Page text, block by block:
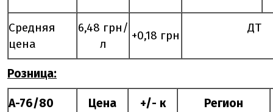
Средняя
цена
6,48 грн/
л
+0,18 грн
ДТ
Розница:
А-76/80 Цена
+/- к
Регион